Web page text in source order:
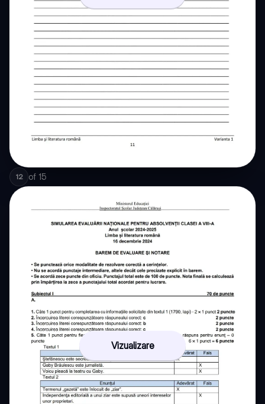
12 of 15
Vizualizare